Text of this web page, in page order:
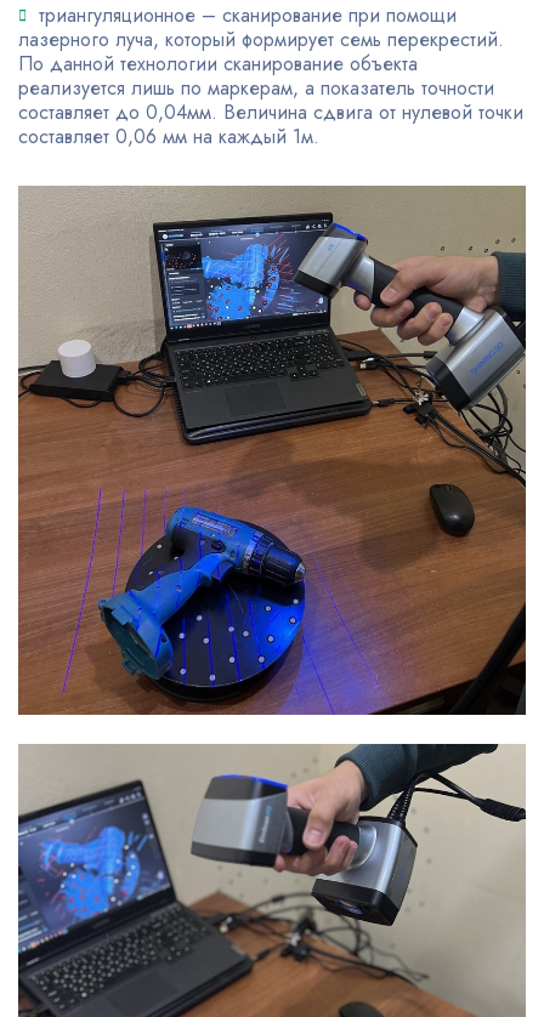
триангуляционное – сканирование при помощи
лазерного луча, который формирует семь перекрестий.
По данной технологии сканирование объекта
реализуется лишь по маркерам, а показатель точности
составляет до 0,04мм. Величина сдвига от нулевой точки
составляет 0,06 мм на каждый 1м.